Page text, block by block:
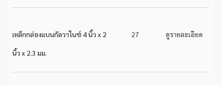
เหล็กกล่องแบนกัลวาไนซ์ 4 นิ้ว x 2
นิ้ว x 2.3 มม.
27 ดูรายละเอียด